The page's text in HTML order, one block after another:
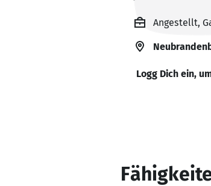
Angestellt,
Logg Dich ein,